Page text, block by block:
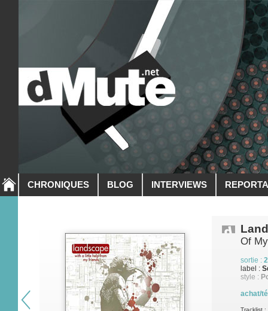
CHRONIQUES BLOG INTERVIEWS
Of
sortie :
label :
style :
achat/
Tracklist :